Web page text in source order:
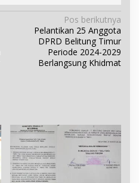
Pos berikutnya
Pelantikan 25 Anggota
DPRD Belitung Timur
Periode 2024-2029
Berlangsung Khidmat